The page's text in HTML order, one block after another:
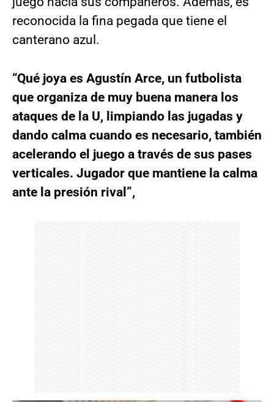
reconocida la fina pegada que tiene el
canterano azul.
“Qué joya es Agustín Arce, un futbolista
que organiza de muy buena manera los
ataques de la U, limpiando las jugadas y
dando calma cuando es necesario, también
acelerando el juego a través de sus pases
verticales. Jugador que mantiene la calma
ante la presión rival”,